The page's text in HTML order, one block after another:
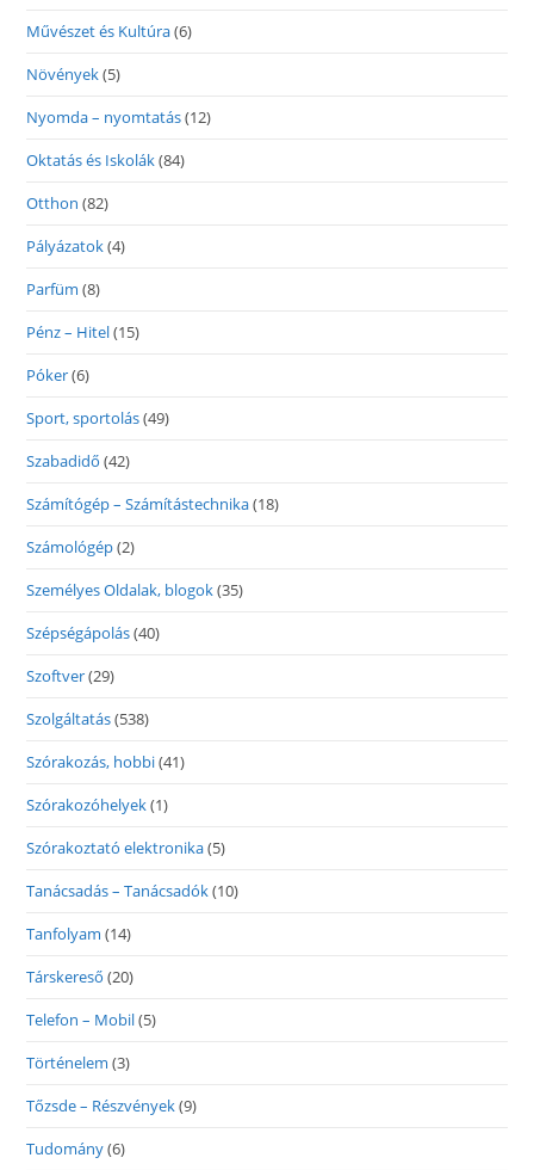
Művészet és Kultúra(6)
Növények(5)
Nyomda – nyomtatás(12)
Oktatás és Iskolák(84)
Otthon (82)
Pályázatok(4)
Parfüm (8)
Pénz – Hitel(15)
Póker(6)
Sport, sportolás(49)
Szabadidő (42)
Számítógép – Számítástechnika(18)
Számológép(2)
Személyes Oldalak, blogok(35)
Szépségápolás(40)
Szoftver(29)
Szolgáltatás(538)
Szórakozás, hobbi(41)
Szórakozóhelyek(1)
Szórakoztató elektronika(5)
Tanácsadás – Tanácsadók(10)
Tanfolyam (14)
Társkereső (20)
Telefon – Mobil(5)
Történelem (3)
Tőzsde – Részvények(9)
Tudomány(6)